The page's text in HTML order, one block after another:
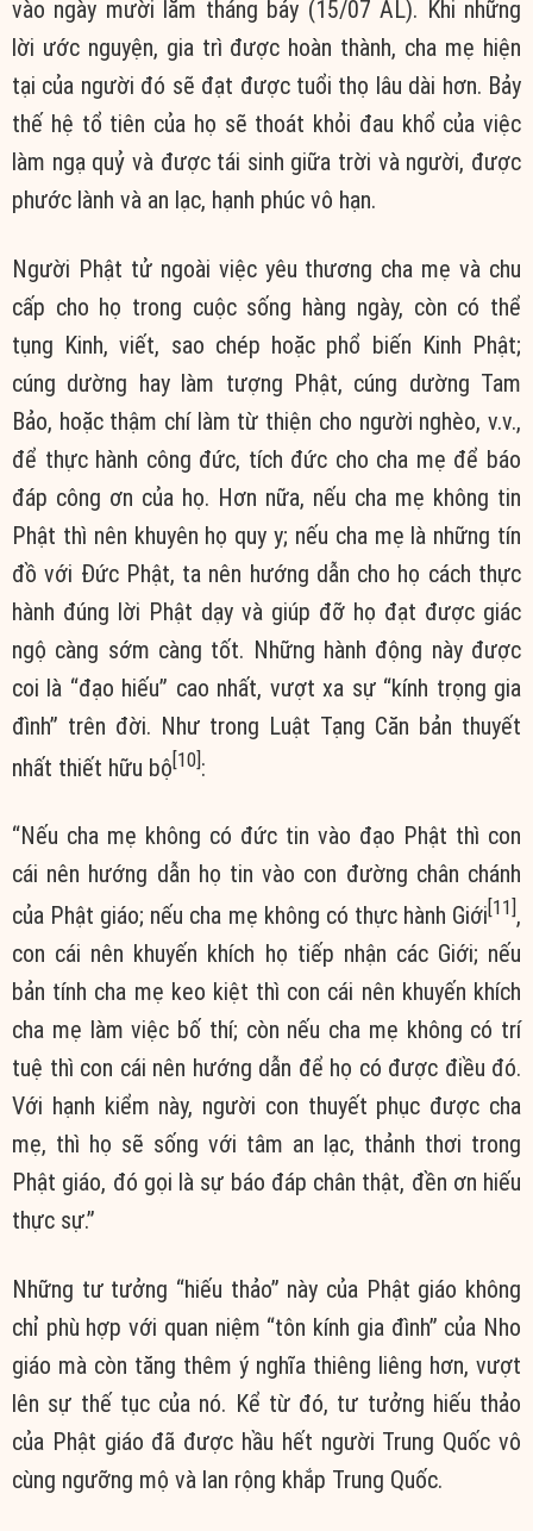
vào ngày mười lăm tháng bảy (15/07 ÂL). Khi những
lời ước nguyện, gia trì được hoàn thành, cha mẹ hiện
tại của người đó sẽ đạt được tuổi thọ lâu dài hơn. Bảy
thế hệ tổ tiên của họ sẽ thoát khỏi đau khổ của việc
làm ngạ quỷ và được tái sinh giữa trời và người, được
phước lành và an lạc, hạnh phúc vô hạn.
Người Phật tử ngoài việc yêu thương cha mẹ và chu
cấp cho họ trong cuộc sống hàng ngày, còn có thể
tụng Kinh, viết, sao chép hoặc phổ biến Kinh Phật;
cúng dường hay làm tượng Phật, cúng dường Tam
Bảo, hoặc thậm chí làm từ thiện cho người nghèo, v.v.,
để thực hành công đức, tích đức cho cha mẹ để báo
đáp công ơn của họ. Hơn nữa, nếu cha mẹ không tin
Phật thì nên khuyên họ quy y; nếu cha mẹ là những tín
đồ với Đức Phật, ta nên hướng dẫn cho họ cách thực
hành đúng lời Phật dạy và giúp đỡ họ đạt được giác
ngộ càng sớm càng tốt. Những hành động này được
coi là “đạo hiếu” cao nhất, vượt xa sự “kính trọng gia
đình” trên đời. Như trong Luật Tạng Căn bản thuyết
nhất thiết hữu bộ[10]:
“Nếu cha mẹ không có đức tin vào đạo Phật thì con
cái nên hướng dẫn họ tin vào con đường chân chánh
của Phật giáo; nếu cha mẹ không có thực hành Giới [11] ,
con cái nên khuyến khích họ tiếp nhận các Giới; nếu
bản tính cha mẹ keo kiệt thì con cái nên khuyến khích
cha mẹ làm việc bố thí; còn nếu cha mẹ không có trí
tuệ thì con cái nên hướng dẫn để họ có được điều đó.
Với hạnh kiểm này, người con thuyết phục được cha
mẹ, thì họ sẽ sống với tâm an lạc, thảnh thơi trong
Phật giáo, đó gọi là sự báo đáp chân thật, đền ơn hiếu
thực sự.”
Những tư tưởng “hiếu thảo” này của Phật giáo không
chỉ phù hợp với quan niệm “tôn kính gia đình” của Nho
giáo mà còn tăng thêm ý nghĩa thiêng liêng hơn, vượt
lên sự thế tục của nó. Kể từ đó, tư tưởng hiếu thảo
của Phật giáo đã được hầu hết người Trung Quốc vô
cùng ngưỡng mộ và lan rộng khắp Trung Quốc.